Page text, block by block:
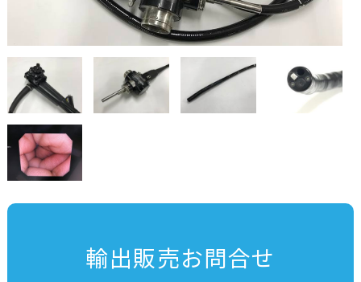
輸出販売お問合せ